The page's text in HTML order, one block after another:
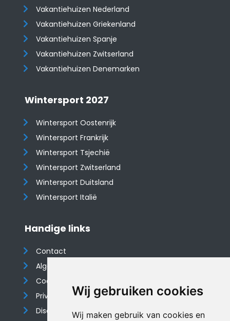
Wij gebruiken cookies
Wij maken gebruik van cookies en
Vakantiehuizen Nederland
Vakantiehuizen Griekenland
Vakantiehuizen Spanje
​​​​​​​Vakantiehuizen Zwitserland
Vakantiehuizen Denemarken
Wintersport 2027
Wintersport Oostenrijk
Wintersport Frankrijk
Wintersport Tsjechië
Wintersport Zwitserland
Wintersport Duitsland
Wintersport Italië
Handige links
Contact
Algemene voorwaarden
Cookieverklaring
Privacyverklaring
Disclaimer